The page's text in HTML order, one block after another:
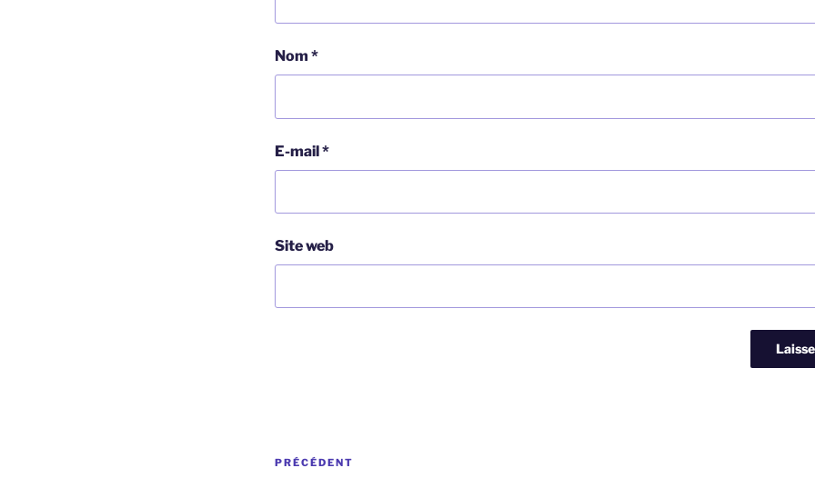
Nom *
E-mail*
Site web
Navigation
Article
PRÉCÉDENT